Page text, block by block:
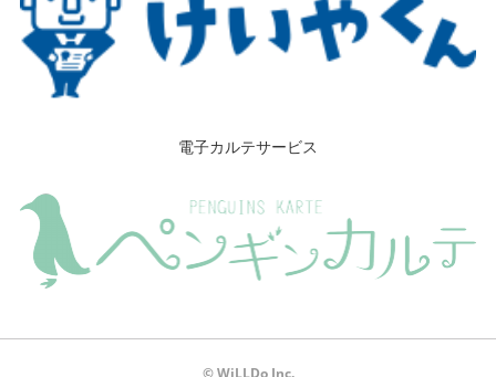
電子カルテサービス
© WiLLDo Inc.